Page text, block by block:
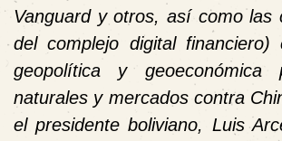
Vanguard y otros, así como las
del complejo digital
geopolítica y geoeconómica
naturales y mercados contra
el presidente boliviano, Luis